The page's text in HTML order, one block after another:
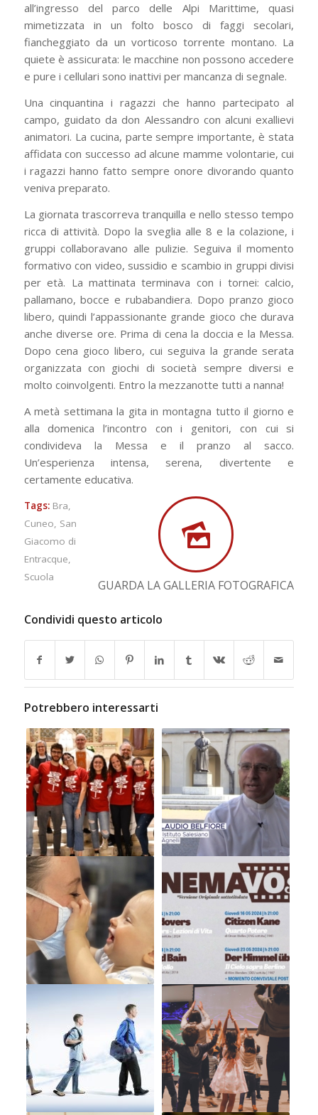
all’ingresso del parco delle Alpi Marittime, quasi
mimetizzata in un folto bosco di faggi secolari,
fiancheggiato da un vorticoso torrente montano. La
quiete è assicurata: le macchine non possono accedere
e pure i cellulari sono inattivi per mancanza di segnale.
Una cinquantina i ragazzi che hanno partecipato al
campo, guidato da don Alessandro con alcuni exallievi
animatori. La cucina, parte sempre importante, è stata
affidata con successo ad alcune mamme volontarie, cui
i ragazzi hanno fatto sempre onore divorando quanto
veniva preparato.
La giornata trascorreva tranquilla e nello stesso tempo
ricca di attività. Dopo la sveglia alle 8 e la colazione, i
gruppi collaboravano alle pulizie. Seguiva il momento
formativo con video, sussidio e scambio in gruppi divisi
per età. La mattinata terminava con i tornei: calcio,
pallamano, bocce e rubabandiera. Dopo pranzo gioco
libero, quindi l’appassionante grande gioco che durava
anche diverse ore. Prima di cena la doccia e la Messa.
Dopo cena gioco libero, cui seguiva la grande serata
organizzata con giochi di società sempre diversi e
molto coinvolgenti. Entro la mezzanotte tutti a nanna!
A metà settimana la gita in montagna tutto il giorno e
alla domenica l’incontro con i genitori, con cui si
condivideva la Messa e il pranzo al sacco.
Un’esperienza intensa, serena, divertente e
certamente educativa.
GUARDA LA GALLERIA FOTOGRAFICA
Tags: Bra,
Cuneo, San
Giacomo di
Entracque,
Scuola
Condividi questo articolo
Potrebbero interessarti